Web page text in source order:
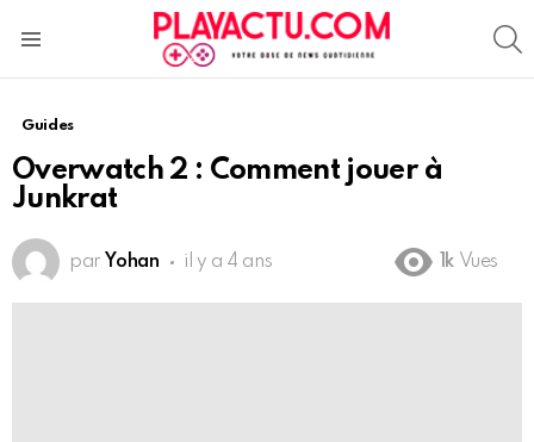
Guides
Overwatch 2 : Comment jouer à
Junkrat
par Yohan il y a 4 ans 1k Vues